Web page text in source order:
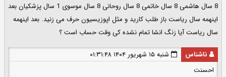
8 سال هاشمی 8 سال خاتمی 8 سال روحانی 8 سال موسوی 1 سال پزشکیان بعد
اینهمه سال ریاست باز طلب کارید و مثل اپوزیسیون حرف می زنید. بعد اینهمه
سال ریاست آیا زنگ انشا تمام نشده کی وقت حساب است ؟
ناشناس
شنبه ۱۵ شهریور ۱۴۰۴ ۰۱:۳۱:۴۸
احسنت